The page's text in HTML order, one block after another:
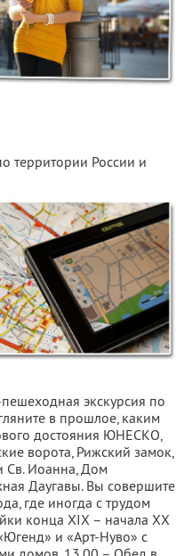
территории России и
экскурсия по
в прошлое, каким
достояния ЮНЕСКО,
ворота, Рижский замок,
Св. Иоанна, Дом
Даугавы. Вы совершите
где иногда с трудом
конца XIX – начала XX
и «Арт-Нуво» с